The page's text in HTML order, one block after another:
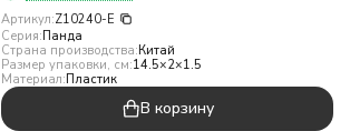
Артикул:Z10240-E
Серия:Панда
Страна производства:Китай
Размер упаковки, см:14.5×2×1.5
Материал:Пластик
В корзину